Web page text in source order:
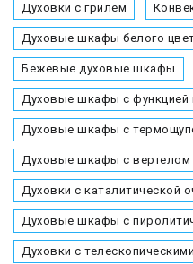
Духовки с грилем
Духовые шкафы белого
Бежевые духовые шкафы
Духовые шкафы с функцией
Духовые шкафы с
Духовые шкафы с вертелом
Духовки с каталитической
Духовые шкафы с
Духовки с